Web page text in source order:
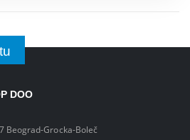
DOO
Beograd-Grocka-Boleč